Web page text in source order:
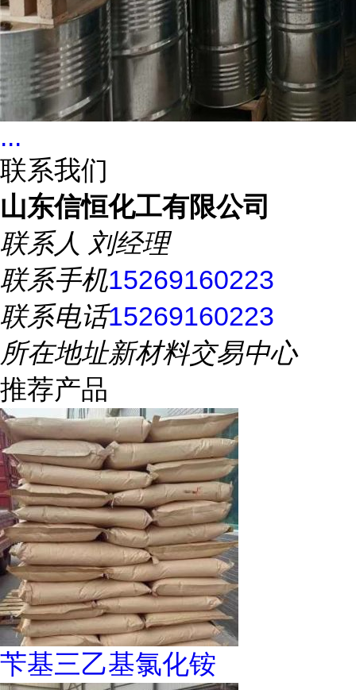
...
联系我们
山东信恒化工有限公司
联系人 刘经理
联系手机15269160223
联系电话15269160223
所在地址新材料交易中心
推荐产品
苄基三乙基氯化铵